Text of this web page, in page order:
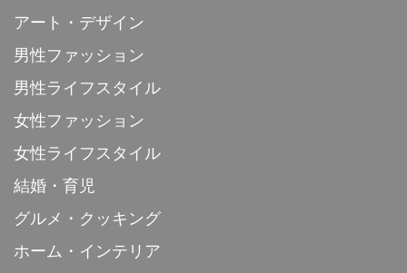
アート・デザイン
男性ファッション
男性ライフスタイル
女性ファッション
女性ライフスタイル
結婚・育児
グルメ・クッキング
ホーム・インテリア